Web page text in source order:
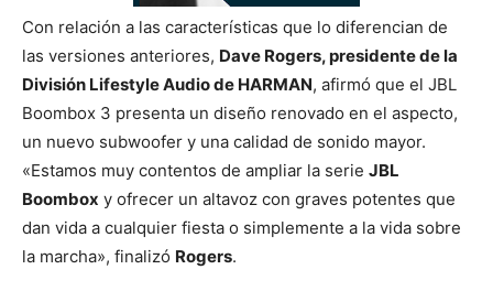
Con relación a las características que lo diferencian de
las versiones anteriores, Dave Rogers, presidente de la
División Lifestyle Audio de HARMAN, afirmó que el JBL
Boombox 3 presenta un diseño renovado en el aspecto,
un nuevo subwoofer y una calidad de sonido mayor.
«Estamos muy contentos de ampliar la serie JBL
Boombox y ofrecer un altavoz con graves potentes que
dan vida a cualquier fiesta o simplemente a la vida sobre
la marcha», finalizó Rogers.